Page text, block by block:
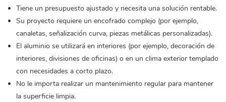
Tiene un presupuesto ajustado y necesita una solución rentable.
Su proyecto requiere un encofrado complejo (por ejemplo,
canaletas, señalización curva, piezas metálicas personalizadas).
El aluminio se utilizará en interiores (por ejemplo, decoración de
interiores, divisiones de oficinas) o en un clima exterior templado
con necesidades a corto plazo.
No le importa realizar un mantenimiento regular para mantener
la superficie limpia.